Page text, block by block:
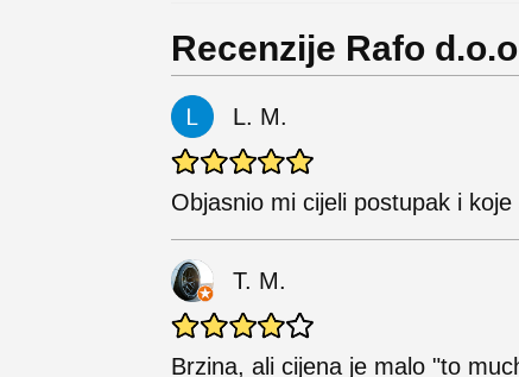
Recenzije Rafo
L. M.
Objasnio mi cijeli postupak i
T. M.
Brzina, ali cijena je malo "to